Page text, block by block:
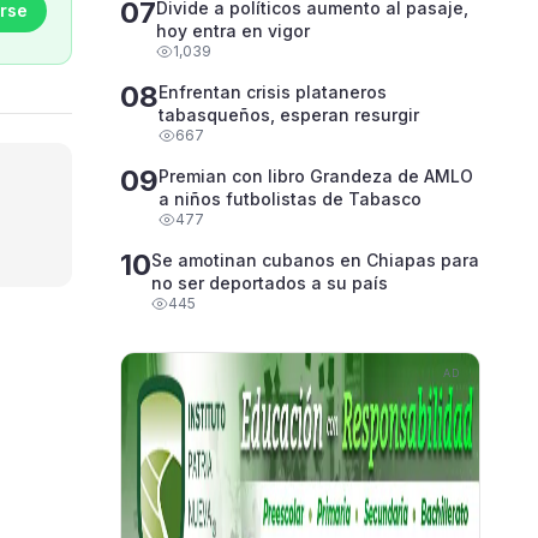
07Divide a políticos aumento al pasaje,
hoy entra en vigor
1,039
08Enfrentan crisis plataneros
tabasqueños, esperan resurgir
667
09Premian con libro Grandeza de AMLO
a niños futbolistas de Tabasco
477
10Se amotinan cubanos en Chiapas para
no ser deportados a su país
445
AD